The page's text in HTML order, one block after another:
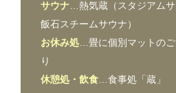
サウナ …熱気蔵（スタジアム
飯石スチームサウナ）
お休み処 …畳に個別マットの
り
休憩処・飲食 …食事処「蔵」